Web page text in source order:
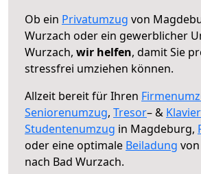
Ob ein Privatumzug von
Wurzach oder ein gewerblicher
Wurzach, wir helfen, damit Sie
stressfrei umziehen können.
Allzeit bereit für Ihren
Seniorenumzug, Tresor– &
Studentenumzug in Magdeburg,
oder eine optimale Beiladung
nach Bad Wurzach.